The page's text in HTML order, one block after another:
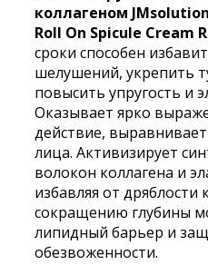
лица
и
кожи
вокруг
глаз
со
спикулами
и
коллагеном
JMsolution
C9
Collagen
Ampoule
коллагеном
Roll On Spicule Cream
сроки способен
шелушений, укрепить
повысить упругость и
Оказывает ярко
действие,
лица. Активизирует
волокон коллагена и
избавляя от дряблости
сокращению глубины
липидный барьер и
обезвоженности.